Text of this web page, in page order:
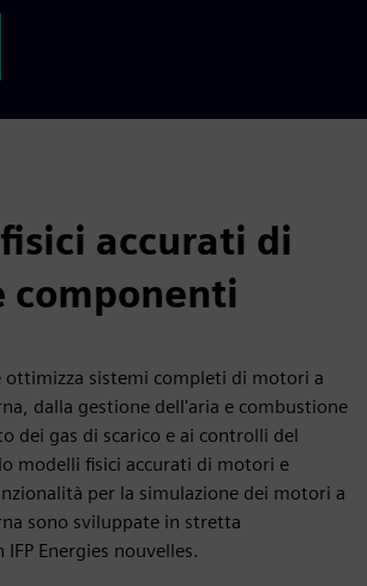
accurati di
componenti
sistemi completi di motori a
dalla gestione dell'aria e combustione
dei gas di scarico e ai controlli del
modelli fisici accurati di motori e
per la simulazione dei motori a
sono sviluppate in stretta
Energies nouvelles.